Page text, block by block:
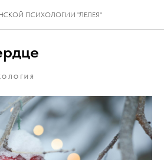
ПСИХОЛОГИИ "ЛЕЛЕЯ"